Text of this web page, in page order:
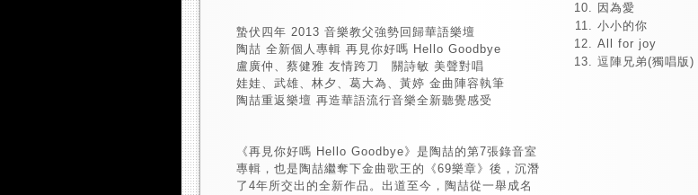
蟄伏四年 2013 音樂教父強勢回歸華語樂壇
陶喆 全新個人專輯 再見你好嗎 Hello Goodbye
盧廣仲、蔡健雅 友情跨刀 關詩敏 美聲對唱
娃娃、武雄、林夕、葛大為、黃婷 金曲陣容執筆
陶喆重返樂壇 再造華語流行音樂全新聽覺感受
《再見你好嗎 Hello Goodbye》是陶喆的第7張錄音室
專輯，也是陶喆繼奪下金曲歌王的《69樂章》後，沉潛
了4年所交出的全新作品。出道至今，陶喆從一舉成名
因為愛
小小的你
All for joy
逗陣兄弟(獨唱版)